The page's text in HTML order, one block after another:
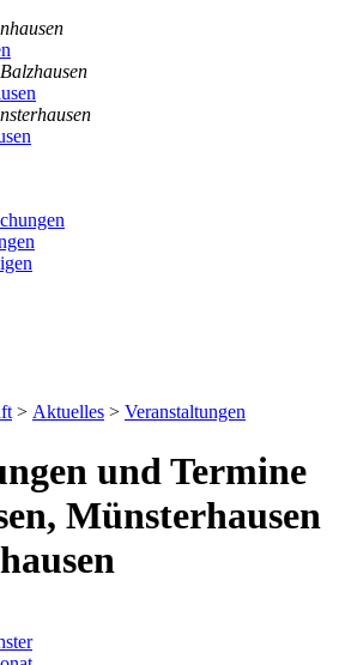
> Aktuelles > Veranstaltungen
und Termine
Münsterhausen